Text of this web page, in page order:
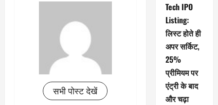
सभी पोस्ट देखें
Tech IPO
Listing:
लिस्ट होते ही
अपर सर्किट,
25%
प्रीमियम पर
एंट्री के बाद
और चढ़ा